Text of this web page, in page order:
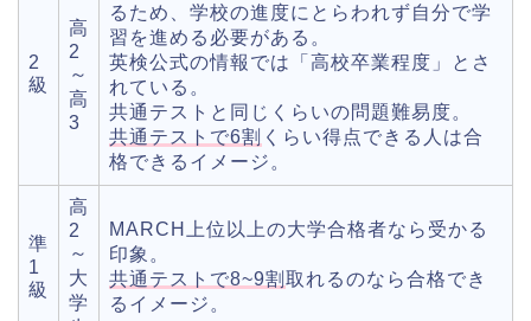
2
級
高
2
～
高
3
るため、学校の進度にとらわれず自分で学
習を進める必要がある。
英検公式の情報では「高校卒業程度」とさ
れている。
共通テストと同じくらいの問題難易度。
共通テストで6割 くらい得点できる人は合
格できるイメージ。
準
1
級
高
2
～
大
学
MARCH上位以上の大学合格者なら受かる
印象。
共通テストで8~9割 取れるのなら合格でき
るイメージ。